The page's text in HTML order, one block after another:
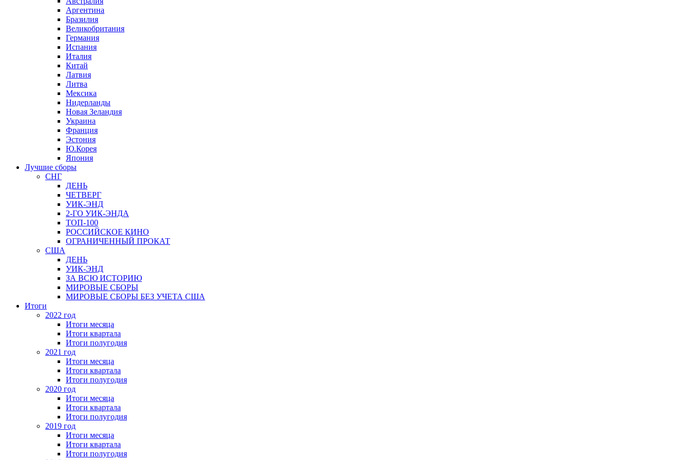
Аргентина
Бразилия
Великобритания
Германия
Испания
Италия
Китай
Латвия
Литва
Мексика
Нидерланды
Новая Зеландия
Украина
Франция
Эстония
Ю.Корея
Япония
Лучшие сборы
СНГ
ДЕНЬ
ЧЕТВЕРГ
УИК-ЭНД
2-ГО УИК-ЭНДА
ТОП-100
РОССИЙСКОЕ КИНО
ОГРАНИЧЕННЫЙ ПРОКАТ
США
ДЕНЬ
УИК-ЭНД
ЗА ВСЮ ИСТОРИЮ
МИРОВЫЕ СБОРЫ
МИРОВЫЕ СБОРЫ БЕЗ УЧЕТА США
Итоги
2022 год
Итоги месяца
Итоги квартала
Итоги полугодия
2021 год
Итоги месяца
Итоги квартала
Итоги полугодия
2020 год
Итоги месяца
Итоги квартала
Итоги полугодия
2019 год
Итоги месяца
Итоги квартала
Итоги полугодия